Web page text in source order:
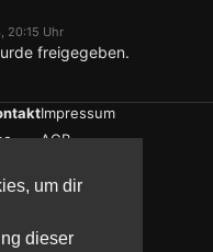
um dir
dieser
20:15 Uhr
freigegeben.
Impressum
AGB
Media